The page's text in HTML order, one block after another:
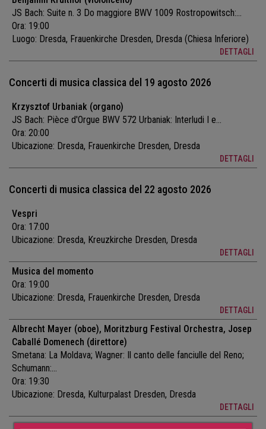
JS Bach: Suite n. 3 Do maggiore BWV 1009 Rostropowitsch:...
Ora: 19:00
Luogo: Dresda, Frauenkirche Dresden, Dresda (Chiesa Inferiore)
DETTAGLI
Concerti di musica classica del 19 agosto 2026
Krzysztof Urbaniak (organo)
JS Bach: Pièce d'Orgue BWV 572 Urbaniak: Interludi I e...
Ora: 20:00
Ubicazione: Dresda, Frauenkirche Dresden, Dresda
DETTAGLI
Concerti di musica classica del 22 agosto 2026
Vespri
Ora: 17:00
Ubicazione: Dresda, Kreuzkirche Dresden, Dresda
DETTAGLI
Musica del momento
Ora: 19:00
Ubicazione: Dresda, Frauenkirche Dresden, Dresda
DETTAGLI
Albrecht Mayer (oboe), Moritzburg Festival Orchestra, Josep
Caballé Domenech (direttore)
Smetana: La Moldava; Wagner: Il canto delle fanciulle del Reno;
Schumann:...
Ora: 19:30
Ubicazione: Dresda, Kulturpalast Dresden, Dresda
DETTAGLI